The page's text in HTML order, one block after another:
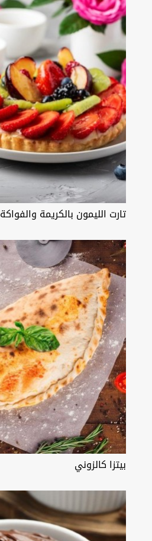
تارت الليمون بالكريمة والفواكة
بيتزا كالزوني